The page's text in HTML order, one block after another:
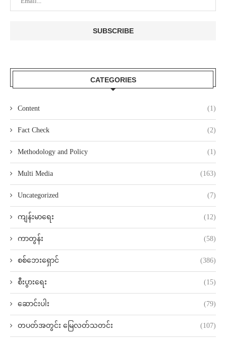
CATEGORIES
Content (1)
Fact Check (2)
Methodology and Policy (1)
Multi Media (163)
Uncategorized (7)
ကျန်းမာရေး (12)
ကာတွန်း (58)
စစ်ဘေးရှောင် (386)
စီးပွားရေး (15)
ဆောင်းပါး (79)
တပတ်အတွင်း မြေလတ်သတင်း (107)